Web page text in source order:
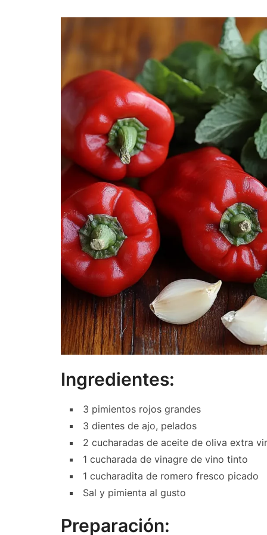
Ingredientes:
3 pimientos rojos grandes
3 dientes de ajo, pelados
2 cucharadas de aceite de oliva extra
1 cucharada de vinagre de vino tinto
1 cucharadita de romero fresco picado
Sal y pimienta al gusto
Preparación: